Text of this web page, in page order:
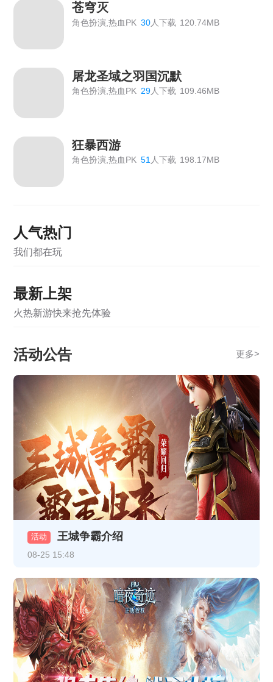
【双倍传奇】线下个性称号返利活动
《九曲封神》开服活动
《霸者天下》5月22日合服公告
《霸者天下》5月12日维护公告
《霸者天下》5月12日合服公告
《霸者天下》5月7日合服公告
《霸者天下》4月28日合服公告
《霸者天下》4月21日合服公告
《战online》关服公告
《龙破九天》2月5日10:00-12:00合服公告
《龙破九天》1月13日10:00-12:00合服公告
《热血战纪》1月9日合服公告
《龙破九天》1月9日16:30-17:30更新维护公告
《龙破九天》1月8日16:30-17:30更新维护公告
《龙破九天》1月5日10:00-12:00合服公告
《龙破九天》12月30日10:00-12:00 合服公告
《龙破九天》1月1日10:00-12:00 合服公告
《龙破九天》12月26日10:00-12:00合服公告
《龙破九天》12月23日10:00-12:00合服公告
苍穹灭
角色扮演,热血PK 30人下载 120.74MB
屠龙圣域之羽国沉默
角色扮演,热血PK 29人下载 109.46MB
狂暴西游
角色扮演,热血PK 51 人下载 198.17MB
人气热门
我们都在玩
最新上架
火热新游快来抢先体验
活动公告 更多>
活动 王城争霸介绍
08-25 15:48